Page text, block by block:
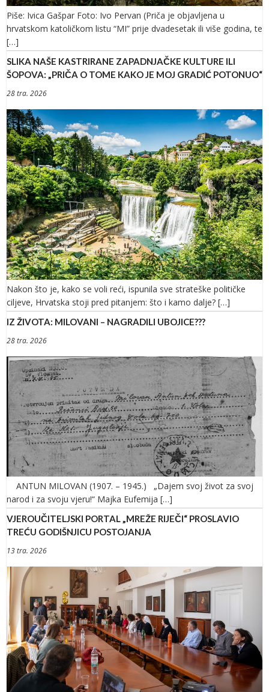
Piše: Ivica Gašpar Foto: Ivo Pervan (Priča je objavljena u
hrvatskom katoličkom listu “MI” prije dvadesetak ili više godina, te
[…]
SLIKA NAŠE KASTRIRANE ZAPADNJAČKE KULTURE ILI
ŠOPOVA: „PRIČA O TOME KAKO JE MOJ GRADIĆ POTONUO“
28 tra. 2026
Nakon što je, kako se voli reći, ispunila sve strateške političke
ciljeve, Hrvatska stoji pred pitanjem: što i kamo dalje? […]
IZ ŽIVOTA: MILOVANI – NAGRADILI UBOJICE???
28 tra. 2026
ANTUN MILOVAN (1907. – 1945.) „Dajem svoj život za svoj
narod i za svoju vjeru!“ Majka Eufemija […]
VJEROUČITELJSKI PORTAL „MREŽE RIJEČI“ PROSLAVIO
TREĆU GODIŠNJICU POSTOJANJA
13 tra. 2026